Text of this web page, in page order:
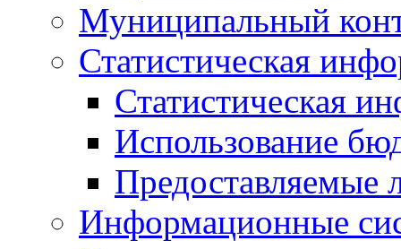
Муниципальный
Статистическая
Статистическая
Использование
Предоставляемые
Информационные